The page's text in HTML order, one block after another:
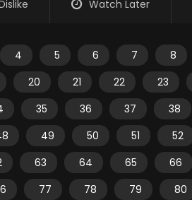
Watch Later
4 5 6 7 8
20
21 22 23
35 36 37 38
49 50 51 52
63 64 65 66
77 78 79 80